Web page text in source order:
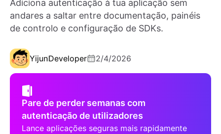
Adiciona autenticação à tua aplicação sem
andares a saltar entre documentação, painéis
de controlo e configuração de SDKs.
YijunDeveloper 2/4/2026
Pare de perder semanas com
autenticação de utilizadores
Lance aplicações seguras mais rapidamente